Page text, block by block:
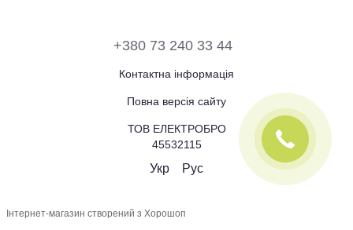
+380 73 240 33 44
Контактна інформація
Повна версія сайту
ТОВ ЕЛЕКТРОБРО
45532115
Укр Рус
Інтернет-магазин створений з Хорошоп